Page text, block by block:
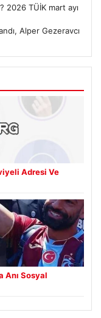
2026 TÜİK mart ayı
Alper Gezeravcı
Adresi Ve
Anı Sosyal